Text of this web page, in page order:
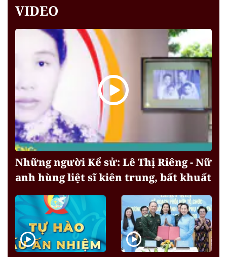
VIDEO
Những người Kể sử: Lê Thị Riêng - Nữ
anh hùng liệt sĩ kiên trung, bất khuất